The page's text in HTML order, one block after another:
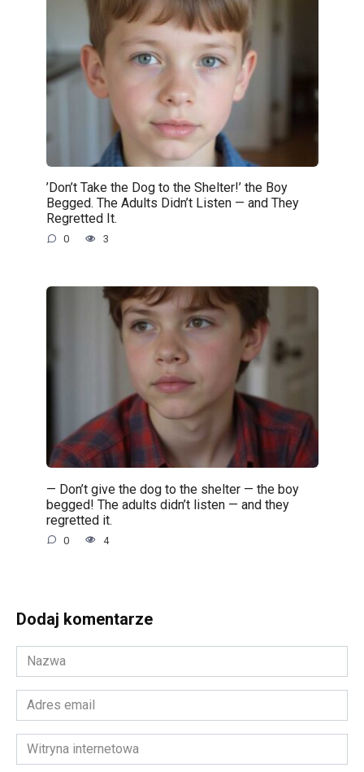
’Don’t Take the Dog to the Shelter!’ the Boy
Begged. The Adults Didn’t Listen — and They
Regretted It.
0 3
— Don’t give the dog to the shelter — the boy
begged! The adults didn’t listen — and they
regretted it.
0 4
Dodaj komentarze
Nazwa
*
Adres
email
*Witryna
internetowa